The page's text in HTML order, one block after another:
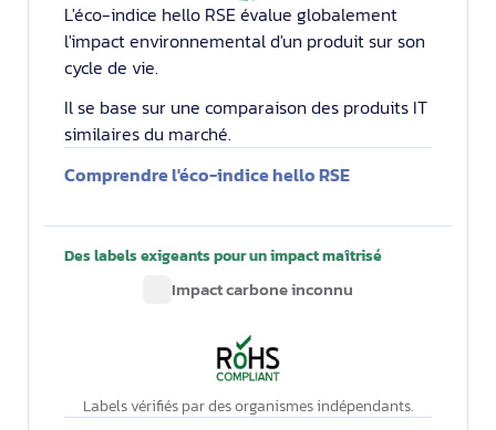
L'éco-indice hello RSE évalue globalement
l'impact environnemental d'un produit sur son
cycle de vie.
Il se base sur une comparaison des produits IT
similaires du marché.
Comprendre l'éco-indice hello RSE
Des labels exigeants pour un impact maîtrisé
Impact carbone inconnu
Labels vérifiés par des organismes indépendants.